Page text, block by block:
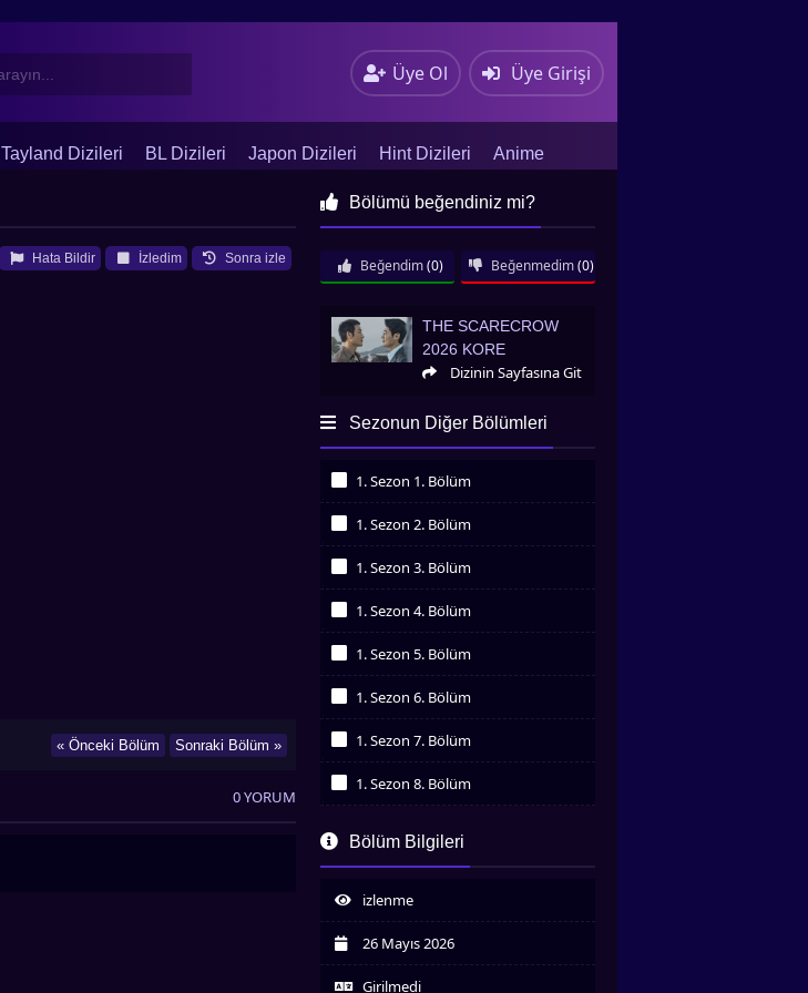
Üye Ol Üye Girişi
Tayland Dizileri BL Dizileri Japon Dizileri Hint Dizileri Anime
Sonra izle
İzledim
Hata Bildir
Sonraki Bölüm »
« Önceki Bölüm
Bölümü beğendiniz mi?
Beğendim (0) Beğenmedim (0)
The Scarecrow 2026 Kore
THE SCARECROW
2026 KORE
Dizinin Sayfasına Git
Sezonun Diğer Bölümleri
1. Sezon 1. Bölüm
1. Sezon 2. Bölüm
1. Sezon 3. Bölüm
1. Sezon 4. Bölüm
1. Sezon 5. Bölüm
1. Sezon 6. Bölüm
1. Sezon 7. Bölüm
1. Sezon 8. Bölüm
İzledim
İzledim
1. Sezon 10. Bölüm
İzledim
Bölüm Bilgileri
izlenme
26 Mayıs 2026
Girilmedi
0 YORUM